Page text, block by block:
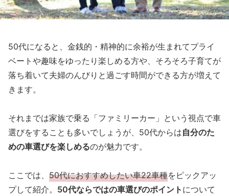
50代になると、金銭的・精神的に余裕が生まれてプライ
ベートや趣味をゆったり楽しめる方や、そろそろ子育てが
落ち着いて夫婦のんびりと過ごす時間ができる方が増えて
きます。
それまでは家族で乗る「ファミリーカー」という視点で車
選びをすることも多いでしょうが、50代からは自分のた
めの車選びを楽しめるのが魅力です。
ここでは、 50代におすすめしたい車22車種をピックアッ
プして紹介。 50代ならではの車選びのポイント について